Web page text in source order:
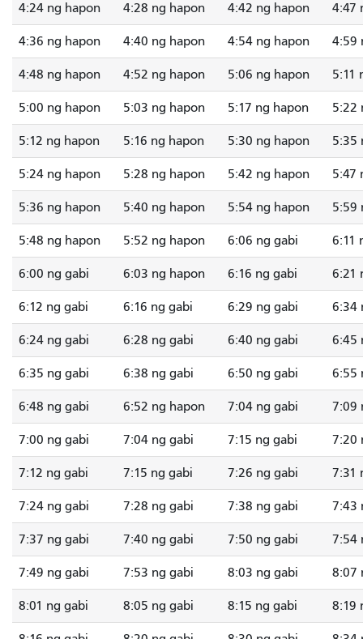
4:24 ng hapon 4:28 ng hapon 4:42 ng hapon 4:47
4:36 ng hapon 4:40 ng hapon 4:54 ng hapon 4:59
4:48 ng hapon 4:52 ng hapon 5:06 ng hapon 5:11
5:00 ng hapon 5:03 ng hapon 5:17 ng hapon 5:22
5:12 ng hapon 5:16 ng hapon 5:30 ng hapon 5:35
5:24 ng hapon 5:28 ng hapon 5:42 ng hapon 5:47
5:36 ng hapon 5:40 ng hapon 5:54 ng hapon 5:59
5:48 ng hapon 5:52 ng hapon 6:06 ng gabi 6:11
6:00 ng gabi 6:03 ng hapon 6:16 ng gabi 6:21
6:12 ng gabi 6:16 ng gabi 6:29 ng gabi 6:34
6:24 ng gabi 6:28 ng gabi 6:40 ng gabi 6:45
6:35 ng gabi 6:38 ng gabi 6:50 ng gabi 6:55
6:48 ng gabi 6:52 ng hapon 7:04 ng gabi 7:09
7:00 ng gabi 7:04 ng gabi 7:15 ng gabi 7:20
7:12 ng gabi 7:15 ng gabi 7:26 ng gabi 7:31
7:24 ng gabi 7:28 ng gabi 7:38 ng gabi 7:43
7:37 ng gabi 7:40 ng gabi 7:50 ng gabi 7:54
7:49 ng gabi 7:53 ng gabi 8:03 ng gabi 8:07
8:01 ng gabi 8:05 ng gabi 8:15 ng gabi 8:19